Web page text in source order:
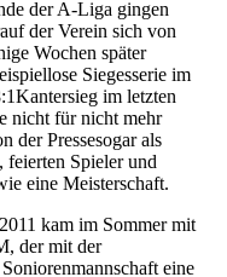
der A-Liga gingen
der Verein sich von
Wochen später
Siegesserie im
im letzten
nicht für nicht mehr
der Pressesogar als
feierten Spieler und
eine Meisterschaft.
kam im Sommer mit
der mit der
eine